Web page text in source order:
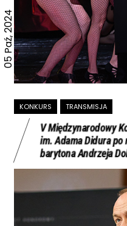
05 Paź, 2024
KONKURS TRANSMISJA
V Międzynarodowy
im. Adama Didura
barytona Andrzeja